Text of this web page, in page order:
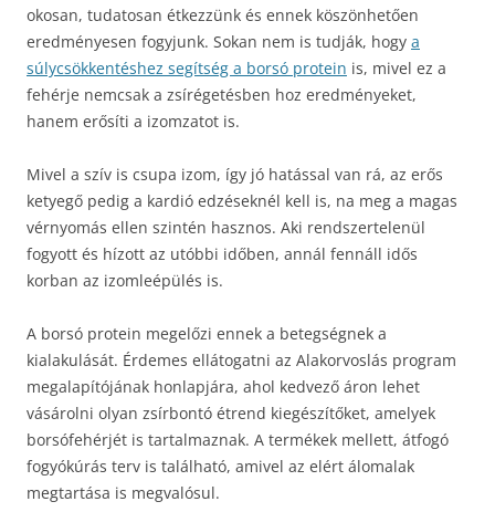
okosan, tudatosan étkezzünk és ennek köszönhetően
eredményesen fogyjunk. Sokan nem is tudják, hogy a
súlycsökkentéshez segítség a borsó protein is, mivel ez a
fehérje nemcsak a zsírégetésben hoz eredményeket,
hanem erősíti a izomzatot is.
Mivel a szív is csupa izom, így jó hatással van rá, az erős
ketyegő pedig a kardió edzéseknél kell is, na meg a magas
vérnyomás ellen szintén hasznos. Aki rendszertelenül
fogyott és hízott az utóbbi időben, annál fennáll idős
korban az izomleépülés is.
A borsó protein megelőzi ennek a betegségnek a
kialakulását. Érdemes ellátogatni az Alakorvoslás program
megalapítójának honlapjára, ahol kedvező áron lehet
vásárolni olyan zsírbontó étrend kiegészítőket, amelyek
borsófehérjét is tartalmaznak. A termékek mellett, átfogó
fogyókúrás terv is található, amivel az elért álomalak
megtartása is megvalósul.